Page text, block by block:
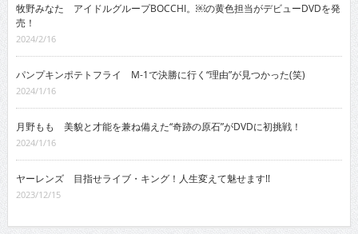
牧野みなた アイドルグループBOCCHI。￼の黄色担当がデビューDVDを発
売！
2024/2/16
パンプキンポテトフライ M-1で決勝に行く“理由”が見つかった(笑)
2024/1/16
月野もも 美貌と才能を兼ね備えた“奇跡の原石”がDVDに初挑戦！
2024/1/16
ヤーレンズ 目指せライブ・キング！人生変えて魅せます!!
2023/12/15